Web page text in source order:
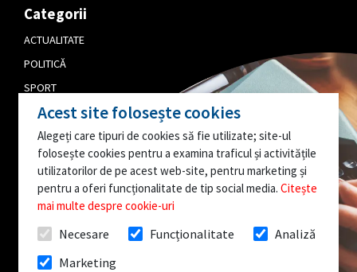
Categorii
ACTUALITATE
POLITICĂ
SPORT
CULTURĂ
PUBLICITATE
EDITORIAL
AI O INFORMAȚIE
INTERESANTĂ?
SCRIE-NE!
Toate drepturile rezervate @InfoBistrita.ro
Acest site folosește cookies
Alegeți care tipuri de cookies să fie utilizate; site-ul
folosește cookies pentru a examina traficul și activitățile
utilizatorilor de pe acest web-site, pentru marketing și
pentru a oferi funcționalitate de tip social media. Citește
mai multe despre cookie-uri
Necesare Funcționalitate
Analiză
Marketing